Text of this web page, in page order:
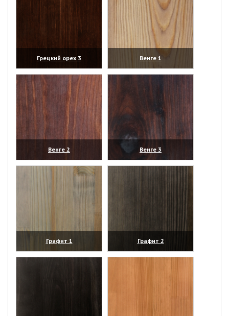
Грецкий орех 3
(увеличить)
Венге 1
(увеличить)
Венге 2
(увеличить)
Венге 3
(увеличить)
Графит 1
(увеличить)
Графит 2
(увеличить)